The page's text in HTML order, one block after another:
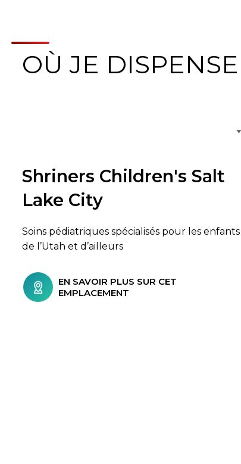
OÙ JE
Shriners Children's Salt
Lake City
Soins pédiatriques spécialisés pour les enfants
de l’Utah et d’ailleurs
EN SAVOIR PLUS SUR CET
EMPLACEMENT